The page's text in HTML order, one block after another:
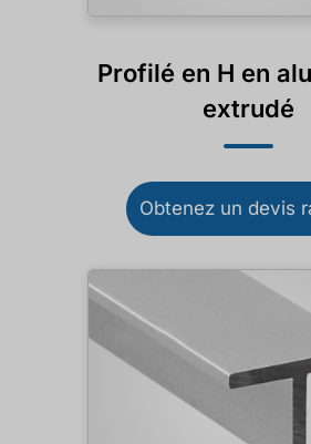
Profilé en H en
extrudé
Obtenez un devis